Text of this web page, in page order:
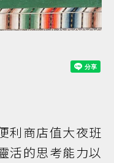
利商店值大夜班
活的思考能力以